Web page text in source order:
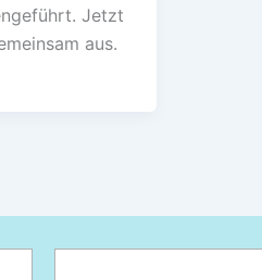
Jetzt
aus.